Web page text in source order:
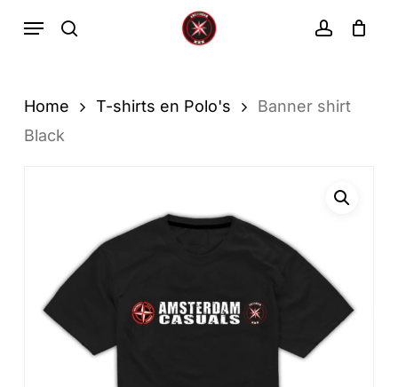
hoofdinhoud
zoekopdracht
Menu
Winkelwagen
Home T-shirts en Polo's
Banner shirt
Black